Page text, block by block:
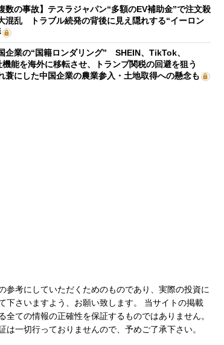
数の事故】テスラジャパン“多額のEV補助金”で注文殺
混乱 トラブル続発の背後に見え隠れする“イーロン
企業の“国籍ロンダリング” SHEIN、TikTok、
能を海外に移転させ、トランプ関税の回避を狙う
蓑にした中国企業の農業参入・土地取得への懸念も
参考にしていただくためのものであり、実際の投資に
下さいますよう、お願い致します。 当サイトの掲載
ての情報の正確性を保証するものではありません。
一切行っておりませんので、予めご了承下さい。